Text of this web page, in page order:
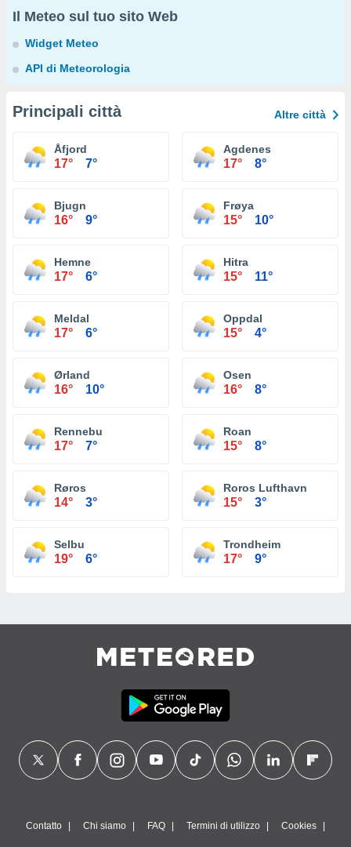
Il Meteo sul tuo sito Web
Widget Meteo
API di Meteorologia
Principali città Altre città
Åfjord
17° 7°
Agdenes
17° 8°
Bjugn
16° 9°
Frøya
15° 10°
Hemne
17° 6°
Hitra
15° 11°
Meldal
17° 6°
Oppdal
15° 4°
Ørland
16° 10°
Osen
16° 8°
Rennebu
17° 7°
Roan
15° 8°
Røros
14° 3°
Roros Lufthavn
15° 3°
Selbu
19° 6°
Trondheim
17° 9°
Contatto Chi siamo FAQ Termini di utilizzo Cookies